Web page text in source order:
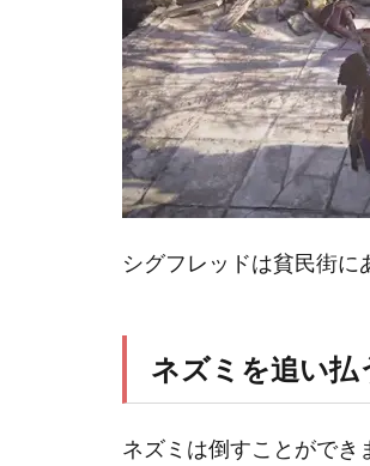
シグフレッドは貧民街に
ネズミを追い払
ネズミは倒すことができ